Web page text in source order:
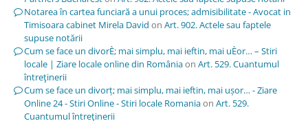
Notarea în cartea funciară a unui proces; admisibilitate - Avocat in
Timisoara cabinet Mirela David on Art. 902. Actele sau faptele
supuse notării
Cum se face un divorÈ; mai simplu, mai ieftin, mai uÈor… – Stiri
locale | Ziare locale online din Româniaon Art. 529. Cuantumul
întreţinerii
Cum se face un divorț; mai simplu, mai ieftin, mai ușor… - Ziare
Online 24 - Stiri Online - Stiri locale Romaniaon Art. 529.
Cuantumul întreţinerii